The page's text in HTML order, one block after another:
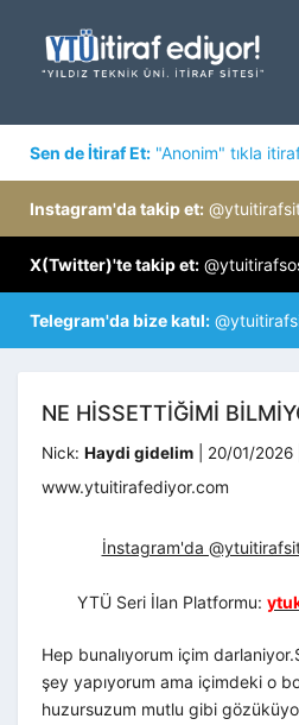
Sen de İtiraf Et: "Anonim" tıkla
Instagram'da takip et:
X(Twitter)'te takip et:
Telegram'da bize katıl:
NE HISSETTIĞIMI
Nick: Haydi gidelim 20/01/2026
www.ytuitirafediyor.com
İnstagram'da
YTÜ Seri İlan Platformu:
Hep bunalıyorum içim darlaniyor.
şey yapıyorum ama içimdeki o
huzursuzum mutlu gibi